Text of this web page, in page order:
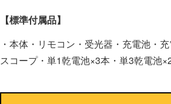
【標準付属品】
・本体・リモコン・受光器・充電池・
スコープ・単1乾電池×3本・単3乾電池